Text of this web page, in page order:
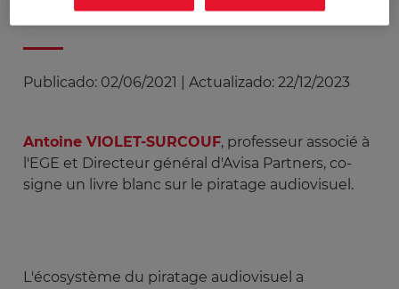
Publicado: 02/06/2021 Actualizado: 22/12/2023
Antoine VIOLET-SURCOUF, professeur associé à
l'EGE et Directeur général d'Avisa Partners, co-
signe un livre blanc sur le piratage audiovisuel.
L'écosystème du piratage audiovisuel a